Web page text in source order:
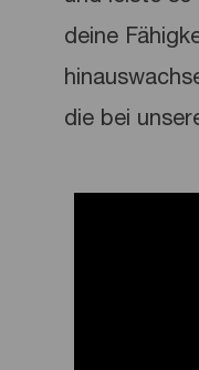
deine
die bei